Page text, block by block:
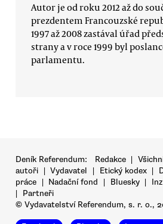
Autor je od roku 2012 až do
prezdentem Francouzské
1997 až 2008 zastával úřad
strany a v roce 1999 byl
parlamentu.
Deník Referendum: Redakce |
autoři | Vydavatel | Etický kodex |
práce | Nadační fond | Bluesky |
|
Partneři
© Vydavatelství Referendum, s. r. o.,